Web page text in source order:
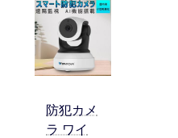
防犯カメ
ラ ワイ